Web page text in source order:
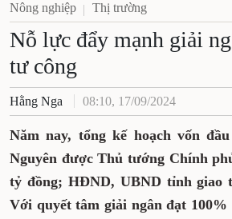
Nông nghiệp
Thị trường
Nỗ lực đẩy mạnh giải
tư công
Hằng Nga 08:10, 17/09/2024
Năm nay, tổng kế hoạch vốn
Nguyên được Thủ tướng Chính
tỷ đồng; HĐND, UBND tỉnh giao
Với quyết tâm giải ngân đạt 100%